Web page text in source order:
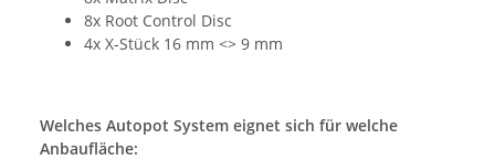
8x Root Control Disc
4x X-Stück 16 mm <> 9 mm
Welches Autopot System eignet sich für welche
Anbaufläche: